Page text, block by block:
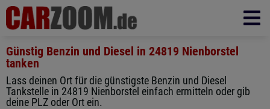
Günstig Benzin und Diesel in 24819 Nienborstel
tanken
Lass deinen Ort für die günstigste Benzin und Diesel
Tankstelle in 24819 Nienborstel einfach ermitteln oder gib
deine PLZ oder Ort ein.